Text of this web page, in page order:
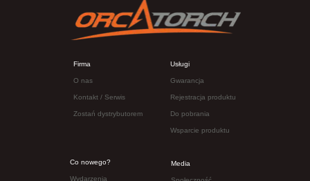
Media
Usługi
Gwarancja
Rejestracja produktu
Do pobrania
Wsparcie produktu
Co nowego?
Wydarzenia
Firma
O nas
Kontakt / Serwis
Zostań dystrybutorem